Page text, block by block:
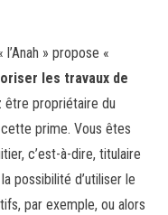
l’Anah » propose «
les travaux de
être propriétaire du
prime. Vous êtes
c’est-à-dire, titulaire
possibilité d’utiliser le
par exemple, ou alors